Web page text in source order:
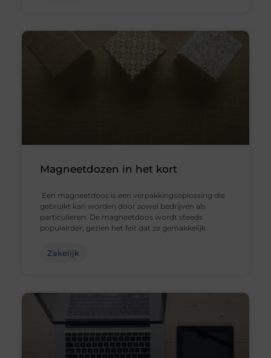
Magneetdozen in het kort
Een magneetdoos is een verpakkingsoplossing die
gebruikt kan worden door zowel bedrijven als
particulieren. De magneetdoos wordt steeds
populairder, gezien het feit dat ze gemakkelijk
Zakelijk